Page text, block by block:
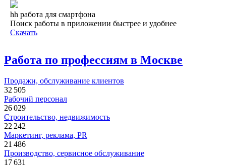
hh работа для смартфона
Поиск работы в приложении быстрее и удобнее
Скачать
Работа по профессиям в Москве
Продажи, обслуживание клиентов
32 505
Рабочий персонал
26 029
Строительство, недвижимость
22 242
Маркетинг, реклама, PR
21 486
Производство, сервисное обслуживание
17 631